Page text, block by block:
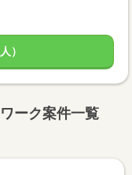
）
ーク案件一覧